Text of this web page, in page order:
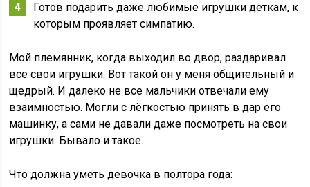
Готов подарить даже любимые игрушки деткам, к
которым проявляет симпатию.
Мой племянник, когда выходил во двор, раздаривал
все свои игрушки. Вот такой он у меня общительный и
щедрый. И далеко не все мальчики отвечали ему
взаимностью. Могли с лёгкостью принять в дар его
машинку, а сами не давали даже посмотреть на свои
игрушки. Бывало и такое.
Что должна уметь девочка в полтора года: